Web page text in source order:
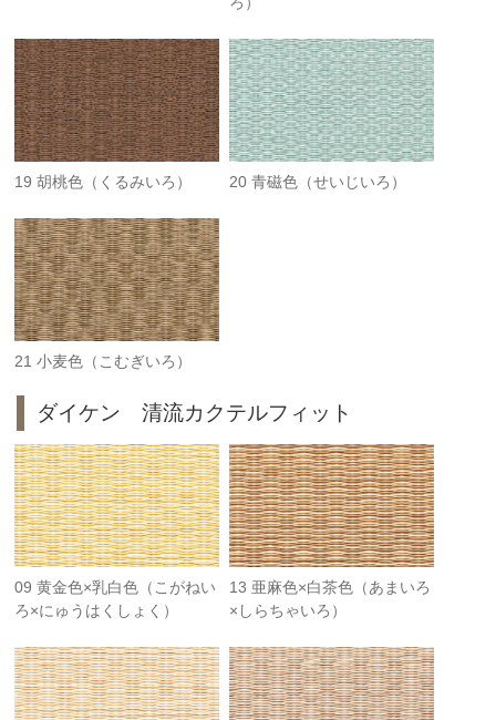
19 胡桃色（くるみいろ） 20 青磁色（せいじいろ）
21 小麦色（こむぎいろ）
ダイケン 清流カクテルフィット
09 黄金色×乳白色（こがねい
ろ×にゅうはくしょく）
13 亜麻色×白茶色（あまいろ
×しらちゃいろ）